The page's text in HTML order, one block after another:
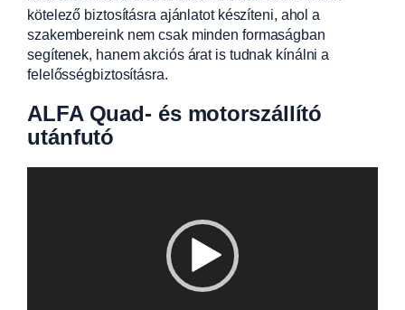
kötelező biztosításra ajánlatot készíteni, ahol a
szakembereink nem csak minden formaságban
segítenek, hanem akciós árat is tudnak kínálni a
felelősségbiztosításra.
ALFA Quad- és motorszállító
utánfutó